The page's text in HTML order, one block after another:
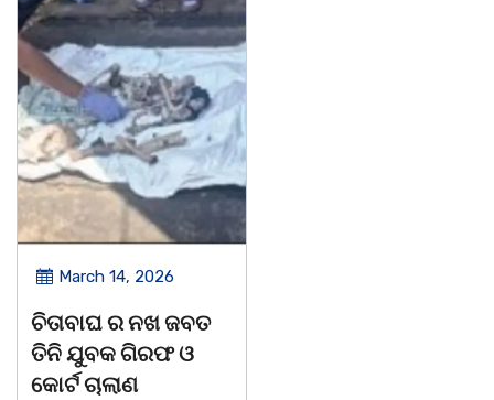
March 14, 2026
ଚିତାବାଘ ର ନଖ ଜବତ
ତିନି ଯୁବକ ଗିରଫ ଓ
କୋର୍ଟ ଚାଲାଣ